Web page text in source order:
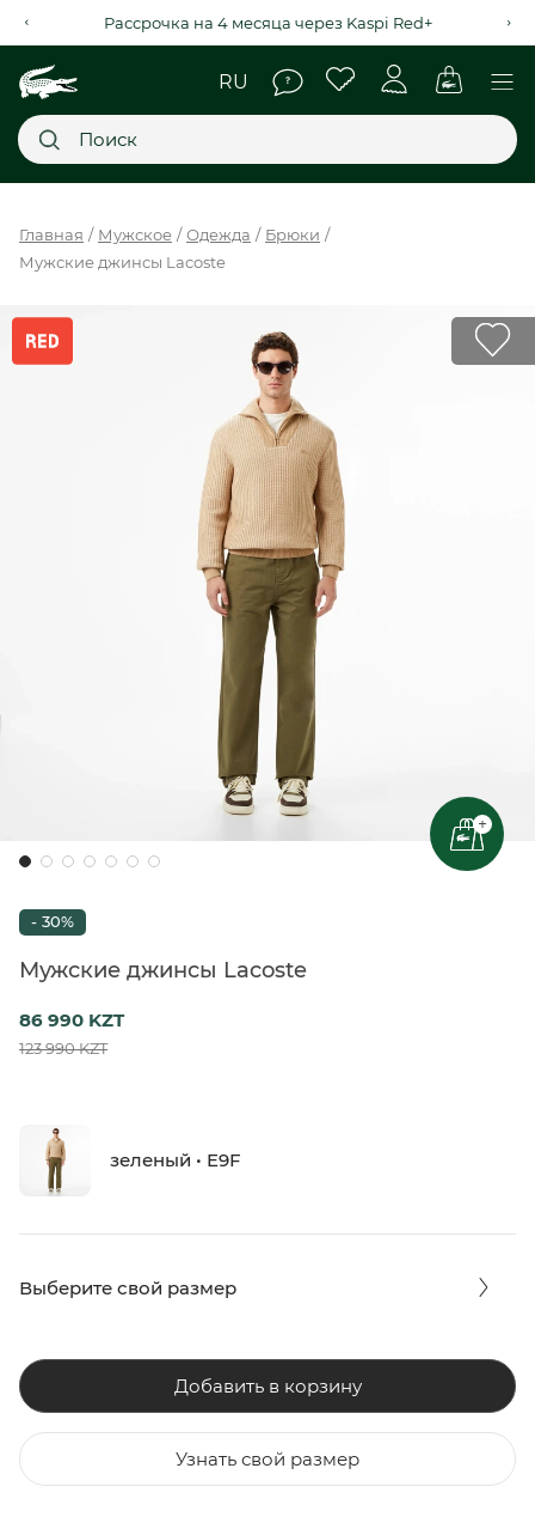
Рассрочка на 4 месяца через Kaspi Red+
НОВИНКИ
SALE
МЫ LACOSTE
Главная Мужское Одежда
Брюки
Мужские джинсы Lacoste
+
- 30%
Мужские джинсы Lacoste
86 990 KZT
123 990 KZT
зеленый • E9F
Выберите свой размер
Добавить в корзину
Узнать свой размер